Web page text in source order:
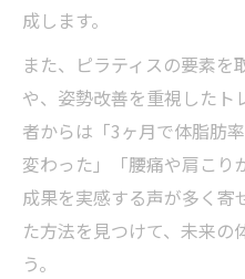
成します。
また、ピラティスの要素を
や、姿勢改善を重視したト
者からは「3ヶ月で体脂肪
変わった」「腰痛や肩こり
成果を実感する声が多く寄
た方法を見つけて、未来の
う。